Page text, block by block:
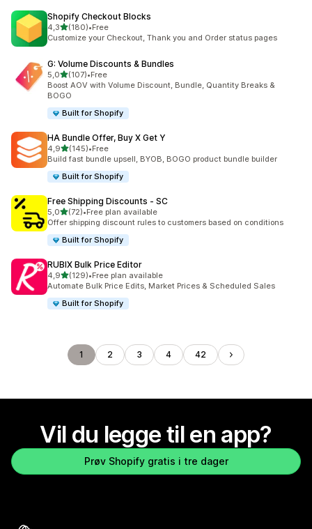
Shopify Checkout Blocks
4,3av 5 stjerner
(180)
Totalt 180 omtaler
•Free
Customize your Checkout, Thank you and Order status pages
G: Volume Discounts & Bundles
5,0av 5 stjerner
(107)
Totalt 107 omtaler
•Free
Boost AOV with Volume Discount, Bundle, Quantity Breaks &
BOGO
Built for Shopify
HA Bundle Offer, Buy X Get Y
4,9av 5 stjerner
(145)
Totalt 145 omtaler
•Free
Build fast bundle upsell, BYOB, BOGO product bundle builder
Built for Shopify
Free Shipping Discounts ‑ SC
5,0av 5 stjerner
(72)
Totalt 72 omtaler
•Free plan available
Offer shipping discount rules to customers based on conditions
Built for Shopify
RUBIX Bulk Price Editor
4,9av 5 stjerner
(129)
Totalt 129 omtaler
•Free plan available
Automate Bulk Price Edits, Market Prices & Scheduled Sales
Built for Shopify
1 2 3 4 42
Vil du legge til en app?
Prøv Shopify gratis i tre dager